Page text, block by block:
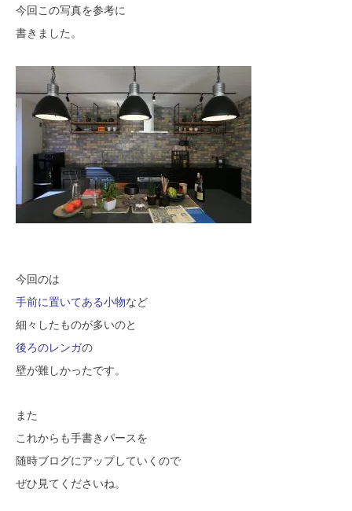
今回この写真を参考に
書きました。
今回のは
手前に置いてある小物など
細々したものが多いのと
後ろのレンガの
壁が難しかったです。
また
これからも手書きパースを
随時ブログにアップしていくので
ぜひ見てくださいね。